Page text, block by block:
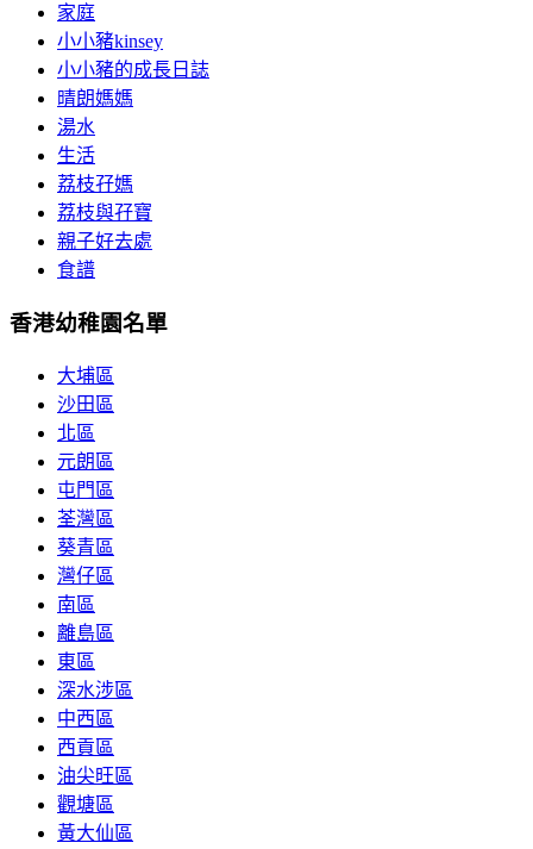
家庭
小小豬kinsey
小小豬的成長日誌
晴朗媽媽
湯水
生活
荔枝孖媽
荔枝與孖寶
親子好去處
食譜
香港幼稚園名單
大埔區
沙田區
北區
元朗區
屯門區
荃灣區
葵青區
灣仔區
南區
離島區
東區
深水涉區
中西區
西貢區
油尖旺區
觀塘區
黃大仙區